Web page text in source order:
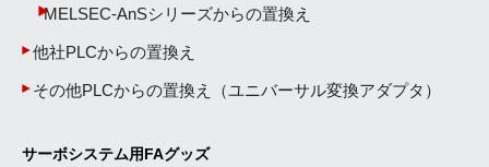
MELSEC-AnSシリーズからの置換え
他社PLCからの置換え
その他PLCからの置換え（ユニバーサル変換アダプタ）
サーボシステム用FAグッズ